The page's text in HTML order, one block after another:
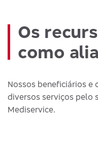
Os
como
Nossos beneficiários e
diversos serviços pelo
Mediservice.